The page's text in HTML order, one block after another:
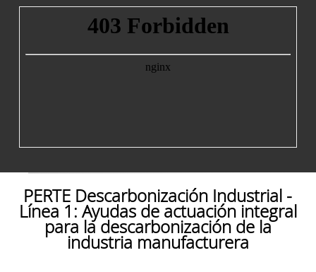
PERTE Descarbonización Industrial -
Línea 1: Ayudas de actuación integral
para la descarbonización de la
industria manufacturera